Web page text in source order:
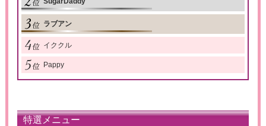
ラブアン
イククル
Pappy
特選メニュー